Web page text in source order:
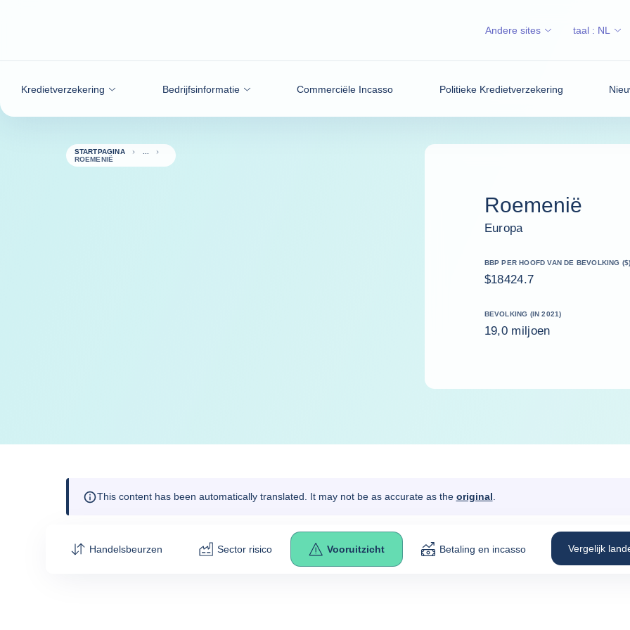
Kredietverzekering Bedrijfsinformatie Commerciële Incasso Politieke Kredietverzekering
Andere sites taal : NL
STARTPAGINA
ROEMENIË
Roemenië
Europa
BBP PER HOOFD VAN DE BEVOLKING ($)
$18424.7
BEVOLKING (IN 2021)
19,0 miljoen
This content has been automatically translated. It may not be as accurate as the original
Handelsbeurzen Sector risico Vooruitzicht Betaling en incasso Vergelijk